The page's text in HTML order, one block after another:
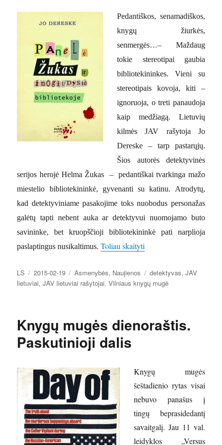
Pedantiškos, senamadiškos,
knygų žiurkės,
senmergės…–
Maždaug
tokie stereotipai gaubia
bibliotekininkes. Vieni su
stereotipais kovoja, kiti –
ignoruoja, o treti panaudoja
kaip medžiagą. Lietuvių
kilmės JAV rašytoja Jo
Dereske – tarp pastarųjų.
Šios autorės detektyvinės
serijos herojė Helma Žukas
–pedantiškai tvarkinga mažo
miestelio bibliotekininkė, gyvenanti su katinu. Atrodytų,
kad detektyviniame pasakojime toks nuobodus personažas
galėtų tapti nebent auka ar detektyvui nuomojamo buto
savininke, bet kruopščioji bibliotekininkė pati narplioja
paslaptingus nusikaltimus.Toliau skaityti
Autorius
LS Paskelbta
2015-02-19 Kategorijos
Asmenybės, Naujienos Žymos
detektyvas,JAV
lietuviai,JAV lietuviai rašytojai,Vilniaus knygų mugė
Knygų mugės dienoraštis.
Paskutinioji dalis
Knygų mugės
šeštadienio rytas visai
nebuvo panašus į
tingų beprasidedantį
savaitgalį. Jau 11 val.
leidyklos „Versus